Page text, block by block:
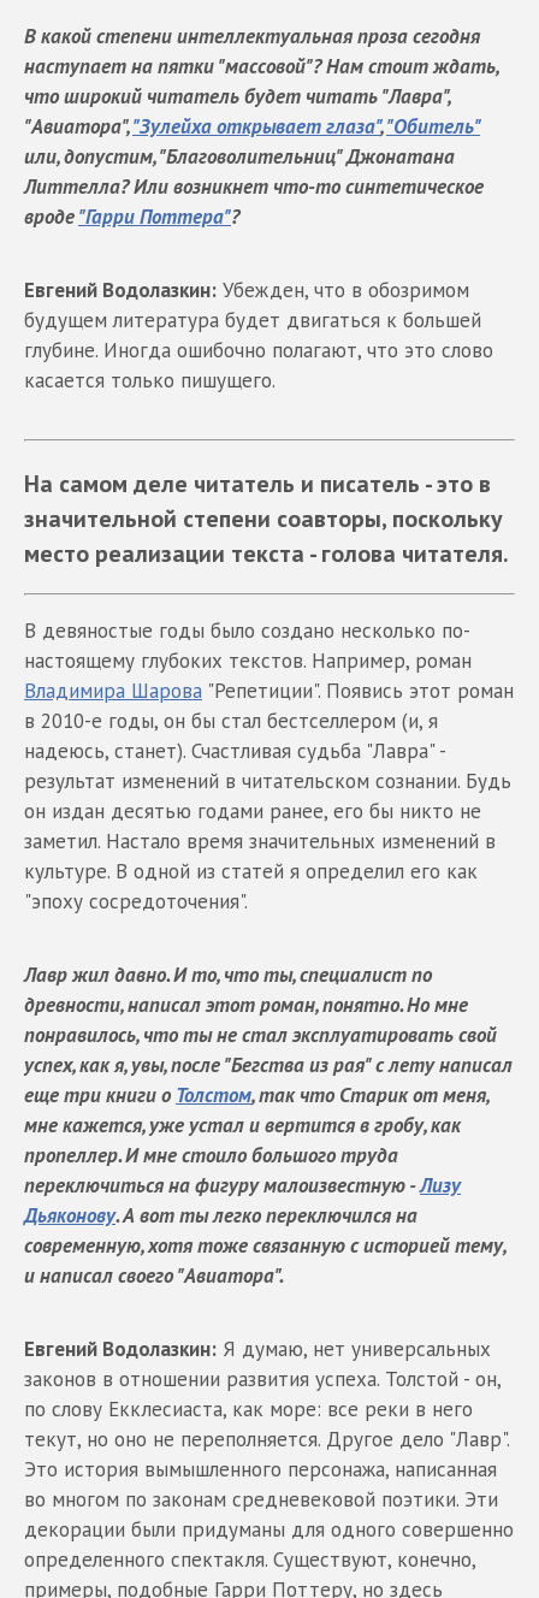
В какой степени интеллектуальная проза сегодня
наступает на пятки "массовой"? Нам стоит ждать,
что широкий читатель будет читать "Лавра",
"Авиатора","Зулейха открывает глаза","Обитель"
или, допустим, "Благоволительниц" Джонатана
Литтелла? Или возникнет что-то синтетическое
вроде"Гарри Поттера"?
Евгений Водолазкин: Убежден, что в обозримом
будущем литература будет двигаться к большей
глубине. Иногда ошибочно полагают, что это слово
касается только пишущего.
На самом деле читатель и писатель - это в
значительной степени соавторы, поскольку
место реализации текста - голова читателя.
В девяностые годы было создано несколько по-
настоящему глубоких текстов. Например, роман
Владимира Шарова "Репетиции". Появись этот роман
в 2010-е годы, он бы стал бестселлером (и, я
надеюсь, станет). Счастливая судьба "Лавра" -
результат изменений в читательском сознании. Будь
он издан десятью годами ранее, его бы никто не
заметил. Настало время значительных изменений в
культуре. В одной из статей я определил его как
"эпоху сосредоточения".
Лавр жил давно. И то, что ты, специалист по
древности, написал этот роман, понятно. Но мне
понравилось, что ты не стал эксплуатировать свой
успех, как я, увы, после "Бегства из рая" с лету написал
еще три книги о Толстом, так что Старик от меня,
мне кажется, уже устал и вертится в гробу, как
пропеллер. И мне стоило большого труда
переключиться на фигуру малоизвестную -Лизу
Дьяконову. А вот ты легко переключился на
современную, хотя тоже связанную с историей тему,
и написал своего "Авиатора".
Евгений Водолазкин: Я думаю, нет универсальных
законов в отношении развития успеха. Толстой - он,
по слову Екклесиаста, как море: все реки в него
текут, но оно не переполняется. Другое дело "Лавр".
Это история вымышленного персонажа, написанная
во многом по законам средневековой поэтики. Эти
декорации были придуманы для одного совершенно
определенного спектакля. Существуют, конечно,
примеры, подобные Гарри Поттеру, но здесь